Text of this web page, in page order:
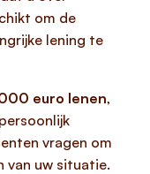
om de
lening te
euro lenen,
vragen om
van uw situatie.